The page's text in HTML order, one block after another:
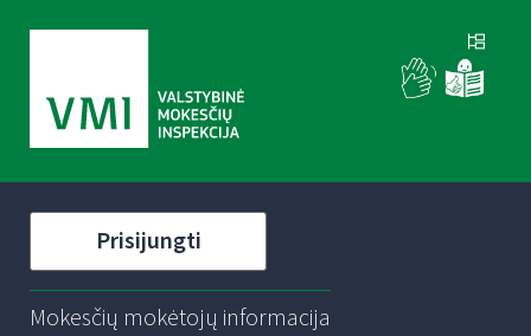
Prisijungti
Mokesčių mokėtojų informacija